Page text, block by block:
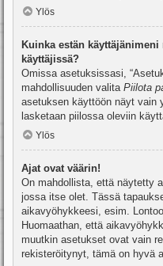
Ylös
Kuinka estän
käyttäjissä?
Omissa asetuksissasi,
mahdollisuuden valita Piilota
asetuksen käyttöön näyt vain
lasketaan piilossa oleviin
Ylös
Ajat ovat väärin!
On mahdollista, että näytetty
jossa itse olet. Tässä
aikavyöhykkeesi, esim.
Huomaathan, että
muutkin asetukset ovat vain
rekisteröitynyt, tämä on hyvä